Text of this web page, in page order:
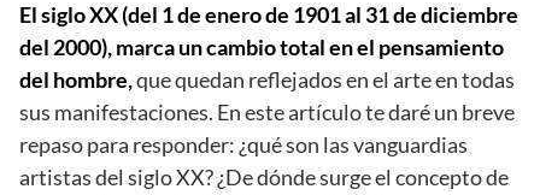
El siglo XX (del 1 de enero de 1901 al 31 de diciembre
del 2000), marca un cambio total en el pensamiento
del hombre,que quedan reflejados en el arte en todas
sus manifestaciones. En este artículo te daré un breve
repaso para responder: ¿qué son las vanguardias
artistas del siglo XX? ¿De dónde surge el concepto de